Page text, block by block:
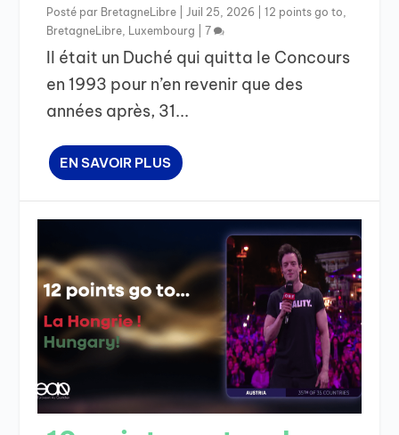
Posté par BretagneLibre |Juil 25, 2026 |12 points go to,
BretagneLibre, Luxembourg |7
Il était un Duché qui quitta le Concours
en 1993 pour n’en revenir que des
années après, 31...
EN SAVOIR PLUS